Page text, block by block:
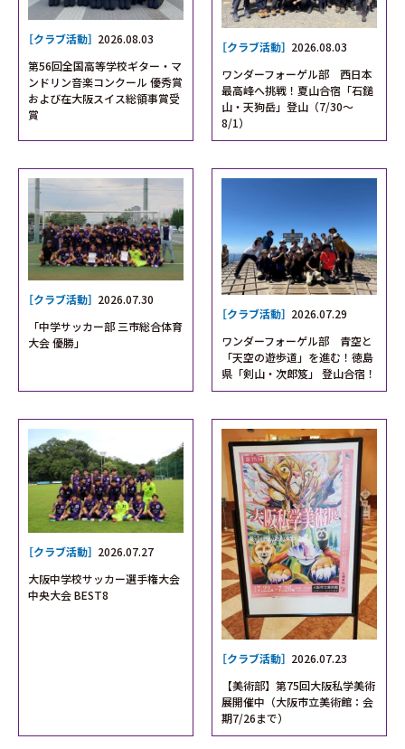
［クラブ活動］ 2026.08.03
第56回全国高等学校ギター・マ
ンドリン音楽コンクール 優秀賞
および在大阪スイス総領事賞受
賞
［クラブ活動］ 2026.08.03
ワンダーフォーゲル部 西日本
最高峰へ挑戦！夏山合宿「石鎚
山・天狗岳」登山（7/30〜
8/1）
［クラブ活動］ 2026.07.30
「中学サッカー部 三市総合体育
大会 優勝」
［クラブ活動］ 2026.07.29
ワンダーフォーゲル部 青空と
「天空の遊歩道」を進む！徳島
県「剣山・次郎笈」 登山合宿！
［クラブ活動］ 2026.07.27
大阪中学校サッカー選手権大会
中央大会 BEST8
［クラブ活動］ 2026.07.23
【美術部】第75回大阪私学美術
展開催中（大阪市立美術館：会
期7/26まで）